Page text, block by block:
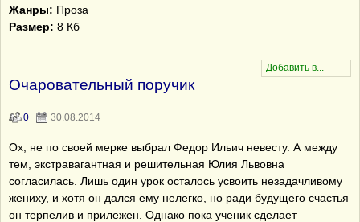
Жанры: Проза
Размер: 8 Кб
Очаровательный поручик
0 30.08.2014
Ох, не по своей мерке выбрал Федор Ильич невесту. А между
тем, экстравагантная и решительная Юлия Львовна
согласилась. Лишь один урок осталось усвоить незадачливому
жениху, и хотя он дался ему нелегко, но ради будущего счастья
он терпелив и прилежен. Однако пока ученик сделает